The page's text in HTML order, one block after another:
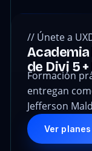
// Únete a
de Divi 5 +
Formación
entregan
Jefferson
Ver